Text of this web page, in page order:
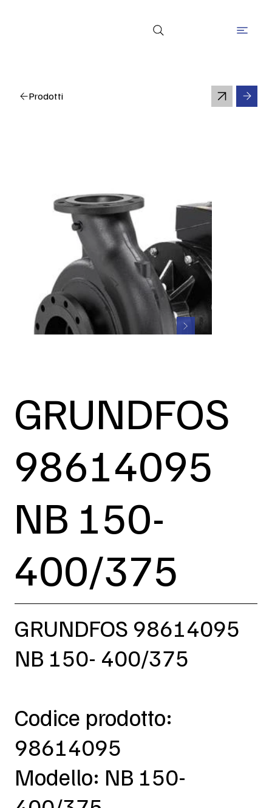
Prodotti
GRUNDFOS
98614095
NB 150-
400/375
GRUNDFOS 98614095
NB 150- 400/375
Codice prodotto:
98614095
Modello: NB 150-